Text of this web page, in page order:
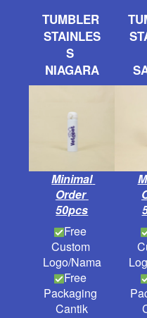
TUMBLER
STAINLES
S
NIAGARA
Minimal
Order
50pcs
Free
Custom
Logo/Nama
Free
Packaging
Cantik